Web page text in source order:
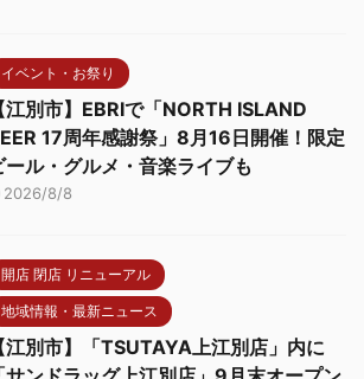
イベント・お祭り
【江別市】EBRIで「NORTH ISLAND
17周年感謝祭」8月16日開催！限定
ール・グルメ・音楽ライブも
2026/8/8
開店 閉店 リニューアル
地域情報・最新ニュース
【江別市】「TSUTAYA上江別店」内に